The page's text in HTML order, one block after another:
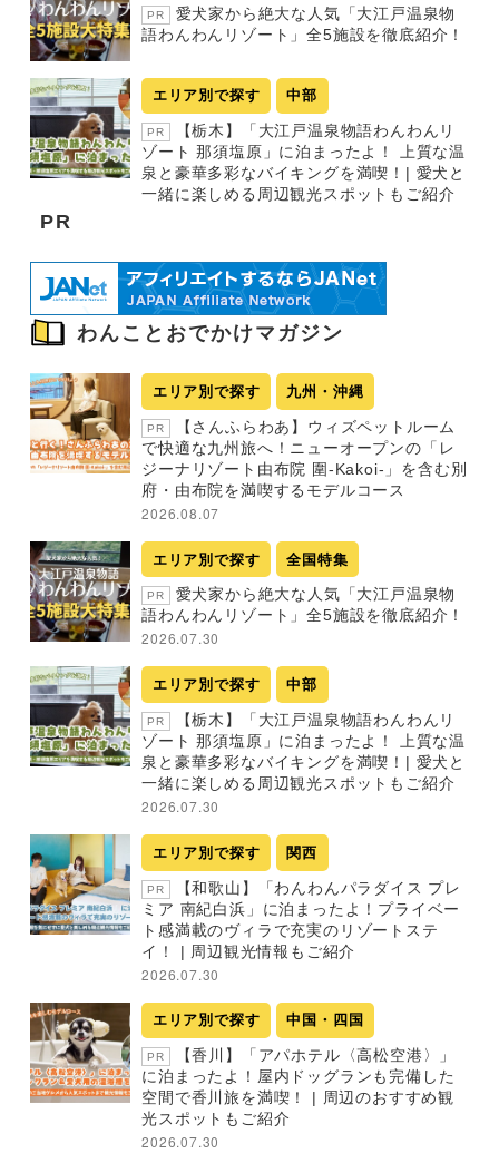
PR
愛犬家から絶大な人気「大江戸温泉物
語わんわんリゾート」全5施設を徹底紹介！
エリア別で探す 中部
PR
【栃木】「大江戸温泉物語わんわんリ
ゾート 那須塩原」に泊まったよ！ 上質な温
泉と豪華多彩なバイキングを満喫！| 愛犬と
一緒に楽しめる周辺観光スポットもご紹介
PR
わんことおでかけマガジン
エリア別で探す 九州・沖縄
PR
【さんふらわあ】ウィズペットルーム
で快適な九州旅へ！ニューオープンの「レ
ジーナリゾート由布院 圍-Kakoi-」を含む別
府・由布院を満喫するモデルコース
2026.08.07
エリア別で探す 全国特集
PR
愛犬家から絶大な人気「大江戸温泉物
語わんわんリゾート」全5施設を徹底紹介！
2026.07.30
エリア別で探す 中部
PR
【栃木】「大江戸温泉物語わんわんリ
ゾート 那須塩原」に泊まったよ！ 上質な温
泉と豪華多彩なバイキングを満喫！| 愛犬と
一緒に楽しめる周辺観光スポットもご紹介
2026.07.30
エリア別で探す 関西
PR
【和歌山】「わんわんパラダイス プレ
ミア 南紀白浜」に泊まったよ！プライベー
ト感満載のヴィラで充実のリゾートステ
イ！ | 周辺観光情報もご紹介
2026.07.30
エリア別で探す 中国・四国
PR
【香川】「アパホテル〈高松空港〉」
に泊まったよ！屋内ドッグランも完備した
空間で香川旅を満喫！ | 周辺のおすすめ観
光スポットもご紹介
2026.07.30